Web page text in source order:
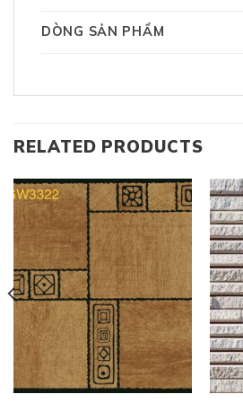
DÒNG SẢN PHẨM
RELATED PRODUCTS